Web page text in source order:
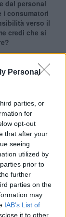
Personal
parties, or
for
opt-out
that after your
seeing
utilized by
prior to
further
parties on the
may
IAB’s List of
it to other
dal personal
i consumatori
verso il
credi che si
il mercato
in questi mesi
di delivery e
Credo
che gli e-
durante
avuto modo di
distribuzione a
mercato
distribuzione,
produce birra
nel corso
dei produttori.
della birra